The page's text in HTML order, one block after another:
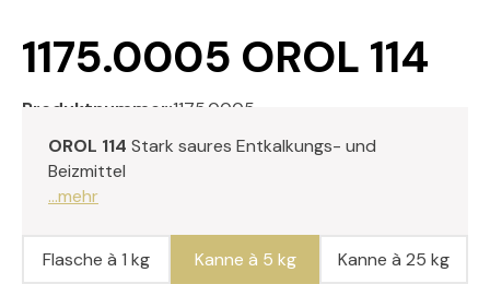
1175.0005 OROL 114
Produktnummer:1175.0005
OROL 114 Stark saures Entkalkungs- und
Beizmittel
...mehr
Flasche à 1 kg Kanne à 5 kg Kanne à 25 kg